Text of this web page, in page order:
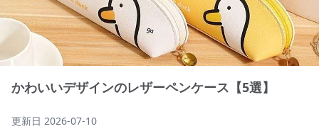
かわいいデザインのレザーペンケース【5選】
更新日 2026-07-10